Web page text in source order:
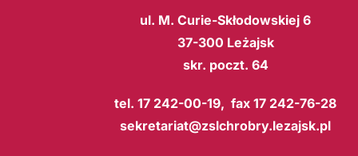
ul. M. Curie-Skłodowskiej 6
37-300 Leżajsk
skr. poczt. 64
tel. 17 242-00-19, fax 17 242-76-28
sekretariat@zslchrobry.lezajsk.pl